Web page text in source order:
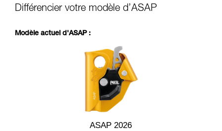
informations de la notice technique pour
d’informations.
formation et un entraînement spécifique. Validez
avec un professionnel votre capacité à refaire
la manipulation, seul, en toute sécurité, avant
de la reproduire en autonomie.
Nous donnons des exemples de techniques
liées à votre activité. Il peut en exister d’autres
que nous ne décrivons pas ici.
Différencier votre modèle d’ASAP
Modèle actuel d'ASAP :
ASAP 2026